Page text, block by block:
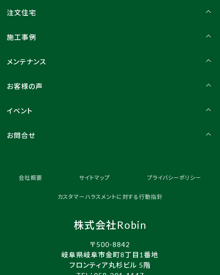
注文住宅
施工事例
メンテナンス
お客様の声
イベント
お問合せ
会社概要 サイトマップ プライバシーポリシー
カスタマーハラスメントに対する行動指針
株式会社Robin
〒500-8842
岐阜県岐阜市金町8丁目1番地
フロンティア丸杉ビル 5階